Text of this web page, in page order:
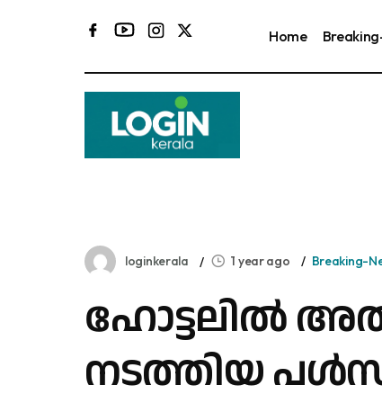
Home
loginkerala 1 year ago Breaking-
ഹോട്ടലിൽ
നടത്തിയ